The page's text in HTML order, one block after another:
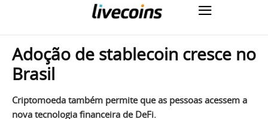
Adoção de stablecoin cresce no
Brasil
Criptomoeda também permite que as pessoas acessem a
nova tecnologia financeira de DeFi.